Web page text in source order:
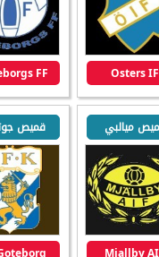
Osters IF
FF
ميالبي
Mjallby
قميص